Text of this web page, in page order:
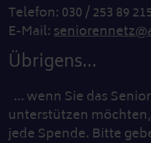
Telefon: 030 / 253 89
E-Mail:
Übrigens...
… wenn Sie das
unterstützen
jede Spende. Bitte